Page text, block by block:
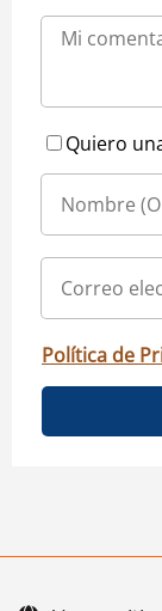
Quiero
Política de